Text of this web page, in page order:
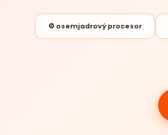
⚙️ osemjadrový procesor